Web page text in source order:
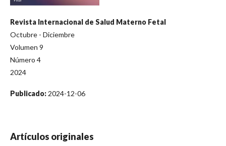
Revista Internacional de Salud Materno Fetal
Octubre - Diciembre
Volumen 9
Número 4
2024
Publicado: 2024-12-06
Artículos originales